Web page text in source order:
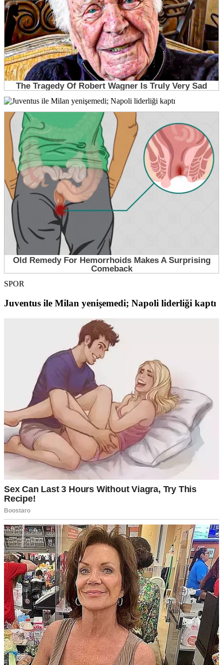
SPOR
Juventus ile Milan yenişemedi; Napoli liderliği kaptı